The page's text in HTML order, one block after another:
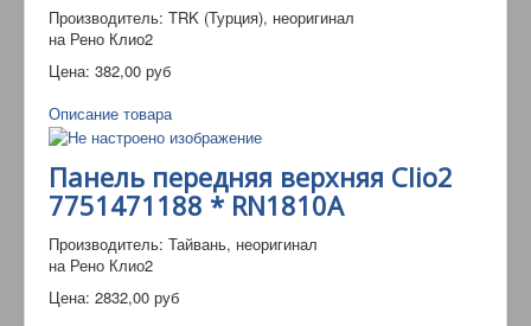
Производитель: TRK (Турция), неоригинал
на Рено Клио2
Цена: 382,00 руб
Описание товара
Панель передняя верхняя Clio2
7751471188 * RN1810A
Производитель: Тайвань, неоригинал
на Рено Клио2
Цена: 2832,00 руб